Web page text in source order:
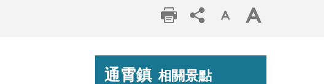
通霄鎮 相關景點